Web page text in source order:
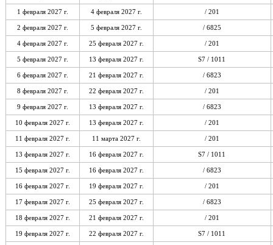
1 февраля 2027 г. 4 февраля 2027 г. / 201
2 февраля 2027 г. 5 февраля 2027 г. / 6825
4 февраля 2027 г. 25 февраля 2027 г. / 201
5 февраля 2027 г. 13 февраля 2027 г. S7 / 1011
6 февраля 2027 г. 21 февраля 2027 г. / 6823
8 февраля 2027 г. 22 февраля 2027 г. / 201
9 февраля 2027 г. 13 февраля 2027 г. / 6823
10 февраля 2027 г. 13 февраля 2027 г. / 201
11 февраля 2027 г. 11 марта 2027 г. / 201
13 февраля 2027 г. 16 февраля 2027 г. S7 / 1011
15 февраля 2027 г. 16 февраля 2027 г. / 6823
16 февраля 2027 г. 19 февраля 2027 г. / 201
17 февраля 2027 г. 25 февраля 2027 г. / 6823
18 февраля 2027 г. 21 февраля 2027 г. / 201
19 февраля 2027 г. 22 февраля 2027 г. S7 / 1011